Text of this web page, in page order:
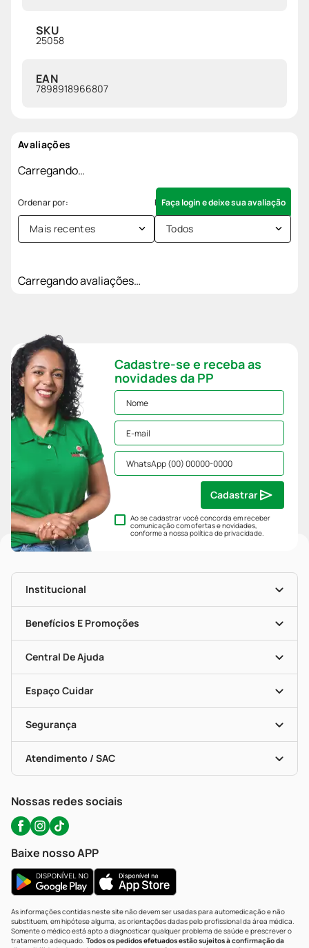
SKU
25058
EAN
7898918966807
Avaliações
Carregando…
Faça login e deixe sua avaliação
Mais recentes Todos
Carregando avaliações…
Cadastre-se e receba as
novidades da PP
Ao se cadastrar você concorda em receber
comunicação com ofertas e novidades,
conforme a nossapolítica de privacidade.
Cadastrar
Institucional
História
Nossas Lojas
Mapa De Categorias
Blog Da PP
Seja Uma Loja Parceira
Benefícios E Promoções
Clube PP
Convênios
Programa Popular Do Brasil
Encarte De Ofertas
Dermaclub
Descontos De Laboratório (PBM)
Cupons E Ofertas
Central De Ajuda
Entrega
Recompra Programada
Compras Com Receita
Alomed (tele-Entrega)
Formas De Pagamento
Troca E Devolução
Bulas De A A Z
Políticas De Marketplace
Espaço Cuidar
Vacinas
Serviços Farmacêuticos
Testes Rápidos
Autoteste Covid-19
Segurança
Certificado De Segurança
Portal Da Privacidade
Atendimento / SAC
WhatsApp (47) 9202-1687
Nossas redes sociais
Baixe nosso APP
As informações contidas neste site não devem ser usadas para automedicação e não
substituem, em hipótese alguma, as orientações dadas pelo profissional da área médica.
Somente o médico está apto a diagnosticar qualquer problema de saúde e prescrever o
tratamento adequado. Todos os pedidos efetuados estão sujeitos à confirmação da